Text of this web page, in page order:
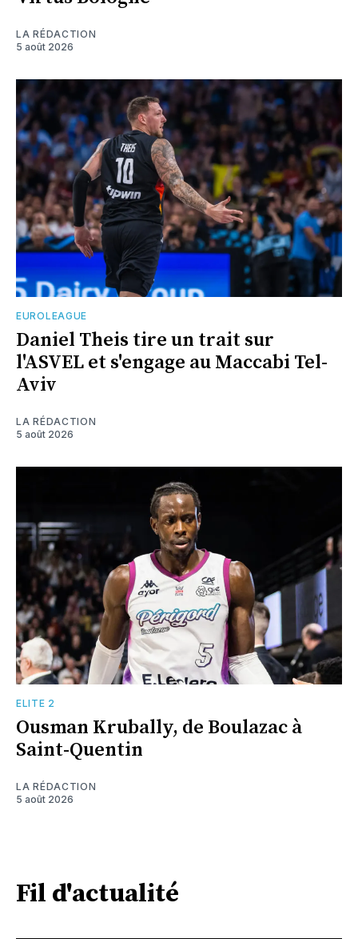
LA RÉDACTION
5 août 2026
EUROLEAGUE
Daniel Theis tire un trait sur
l'ASVEL et s'engage au Maccabi Tel-
Aviv
LA RÉDACTION
5 août 2026
ELITE 2
Ousman Krubally, de Boulazac à
Saint-Quentin
LA RÉDACTION
5 août 2026
Fil d'actualité